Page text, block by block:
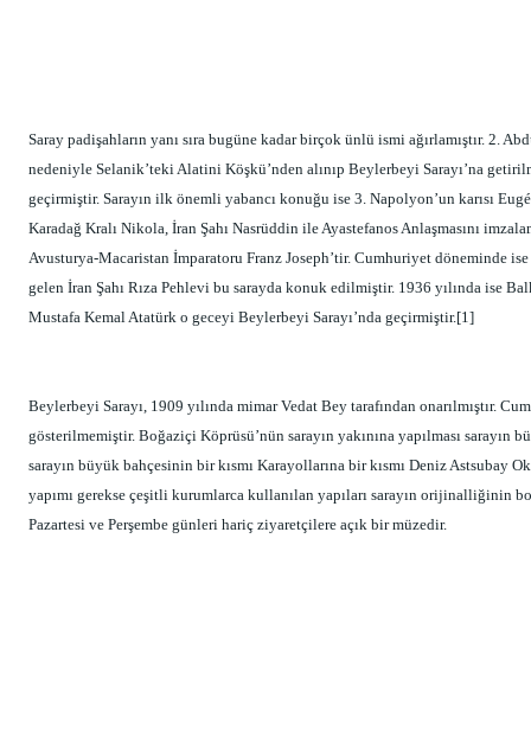
Saray padişahların yanı sıra bugüne kadar birçok ünlü ismi ağırlamıştır. 2.
nedeniyle Selanik’teki Alatini Köşkü’nden alınıp Beylerbeyi Sarayı’na
geçirmiştir. Sarayın ilk önemli yabancı konuğu ise 3. Napolyon’un karısı
Karadağ Kralı Nikola, İran Şahı Nasrüddin ile Ayastefanos Anlaşmasını
Avusturya-Macaristan İmparatoru Franz Joseph’tir. Cumhuriyet döneminde
gelen İran Şahı Rıza Pehlevi bu sarayda konuk edilmiştir. 1936 yılında ise
Mustafa Kemal Atatürk o geceyi Beylerbeyi Sarayı’nda geçirmiştir.[1]
Beylerbeyi Sarayı, 1909 yılında mimar Vedat Bey tarafından onarılmıştır.
gösterilmemiştir. Boğaziçi Köprüsü’nün sarayın yakınına yapılması sarayın
sarayın büyük bahçesinin bir kısmı Karayollarına bir kısmı Deniz Astsubay
yapımı gerekse çeşitli kurumlarca kullanılan yapıları sarayın orijinalliğinin
Pazartesi ve Perşembe günleri hariç ziyaretçilere açık bir müzedir.